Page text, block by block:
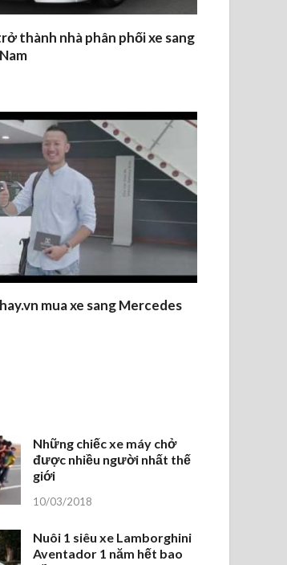
thành nhà phân phối xe sang
mua xe sang Mercedes
Những chiếc xe máy chở
được nhiều người nhất thế
giới
10/03/2018
Nuôi 1 siêu xe Lamborghini
Aventador 1 năm hết bao